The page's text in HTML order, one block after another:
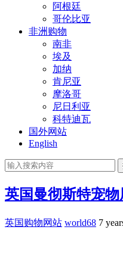
阿根廷
哥伦比亚
非洲购物
南非
埃及
加纳
肯尼亚
摩洛哥
尼日利亚
科特迪瓦
国外网站
English
英国曼彻斯特宠
英国购物网站 world68 7